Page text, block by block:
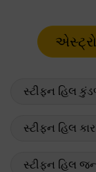
સ્ટીફન હિલ
સ્ટીફન હિલ
સ્ટીફન હિલ